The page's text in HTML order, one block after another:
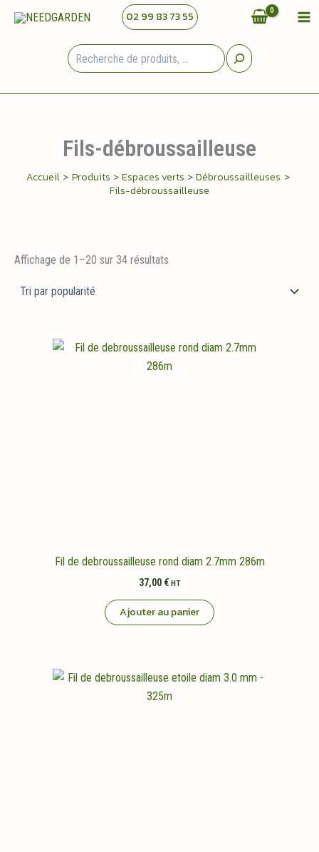
02 99 83 73 55
Fils-débroussailleuse
Accueil Produits Espaces verts
Débroussailleuses
Fils-débroussailleuse
Affichage de 1–20 sur 34 résultats
Fil de debroussailleuse rond diam 2.7mm 286m
37,00 € HT
Ajouter au panier